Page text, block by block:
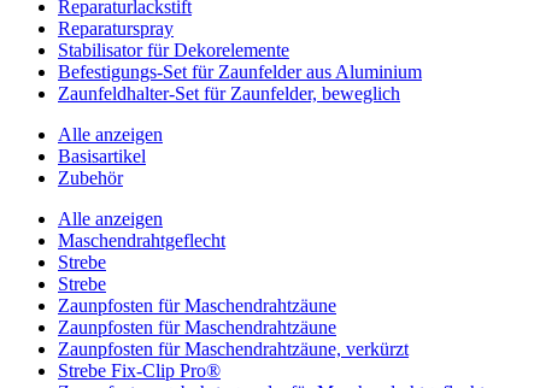
Reparaturlackstift
Reparaturspray
Stabilisator für Dekorelemente
Befestigungs-Set für Zaunfelder aus Aluminium
Zaunfeldhalter-Set für Zaunfelder, beweglich
Alle anzeigen
Basisartikel
Zubehör
Alle anzeigen
Maschendrahtgeflecht
Strebe
Strebe
Zaunpfosten für Maschendrahtzäune
Zaunpfosten für Maschendrahtzäune
Zaunpfosten für Maschendrahtzäune, verkürzt
Strebe Fix-Clip Pro®